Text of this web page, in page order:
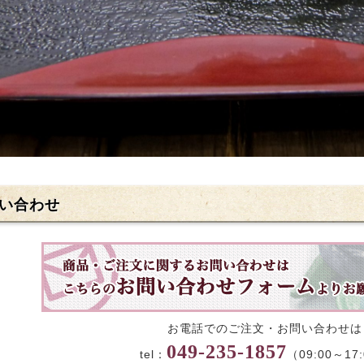
合わせ
お電話でのご注文・お問い合わせは
tel： 049-235-1857 （09:00～